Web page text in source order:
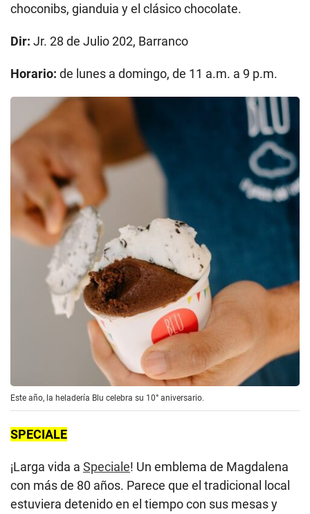
choconibs, gianduia y el clásico chocolate.
Dir: Jr. 28 de Julio 202, Barranco
Horario: de lunes a domingo, de 11 a.m. a 9 p.m.
Este año, la heladería Blu celebra su 10° aniversario.
SPECIALE
¡Larga vida a Speciale! Un emblema de Magdalena
con más de 80 años. Parece que el tradicional local
estuviera detenido en el tiempo con sus mesas y